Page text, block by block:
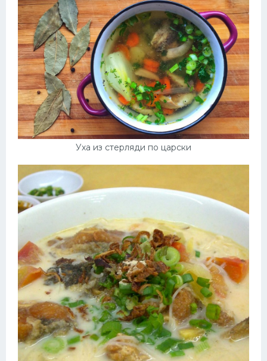
Уха из стерляди по царски